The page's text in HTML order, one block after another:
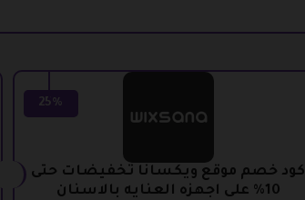
25%
كود خصم موقع ويكسانا تخفيضات حتى
10% على اجهزه العنايه بالاسنان